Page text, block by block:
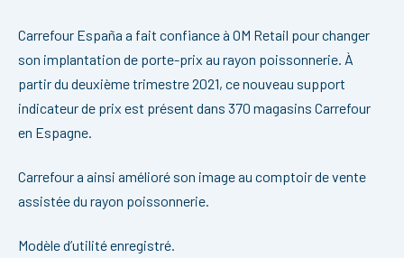
Carrefour España a fait confiance à OM Retail pour changer
son implantation de porte-prix au rayon poissonnerie. À
partir du deuxième trimestre 2021, ce nouveau support
indicateur de prix est présent dans 370 magasins Carrefour
en Espagne.
Carrefour a ainsi amélioré son image au comptoir de vente
assistée du rayon poissonnerie.
Modèle d’utilité enregistré.